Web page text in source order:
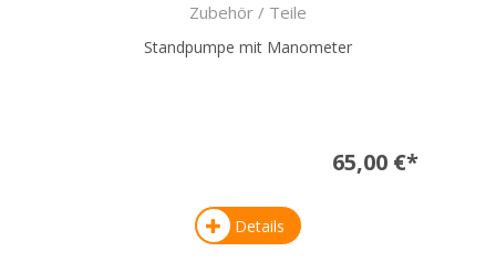
Zubehör / Teile
Standpumpe mit Manometer
65,00 €*
Details